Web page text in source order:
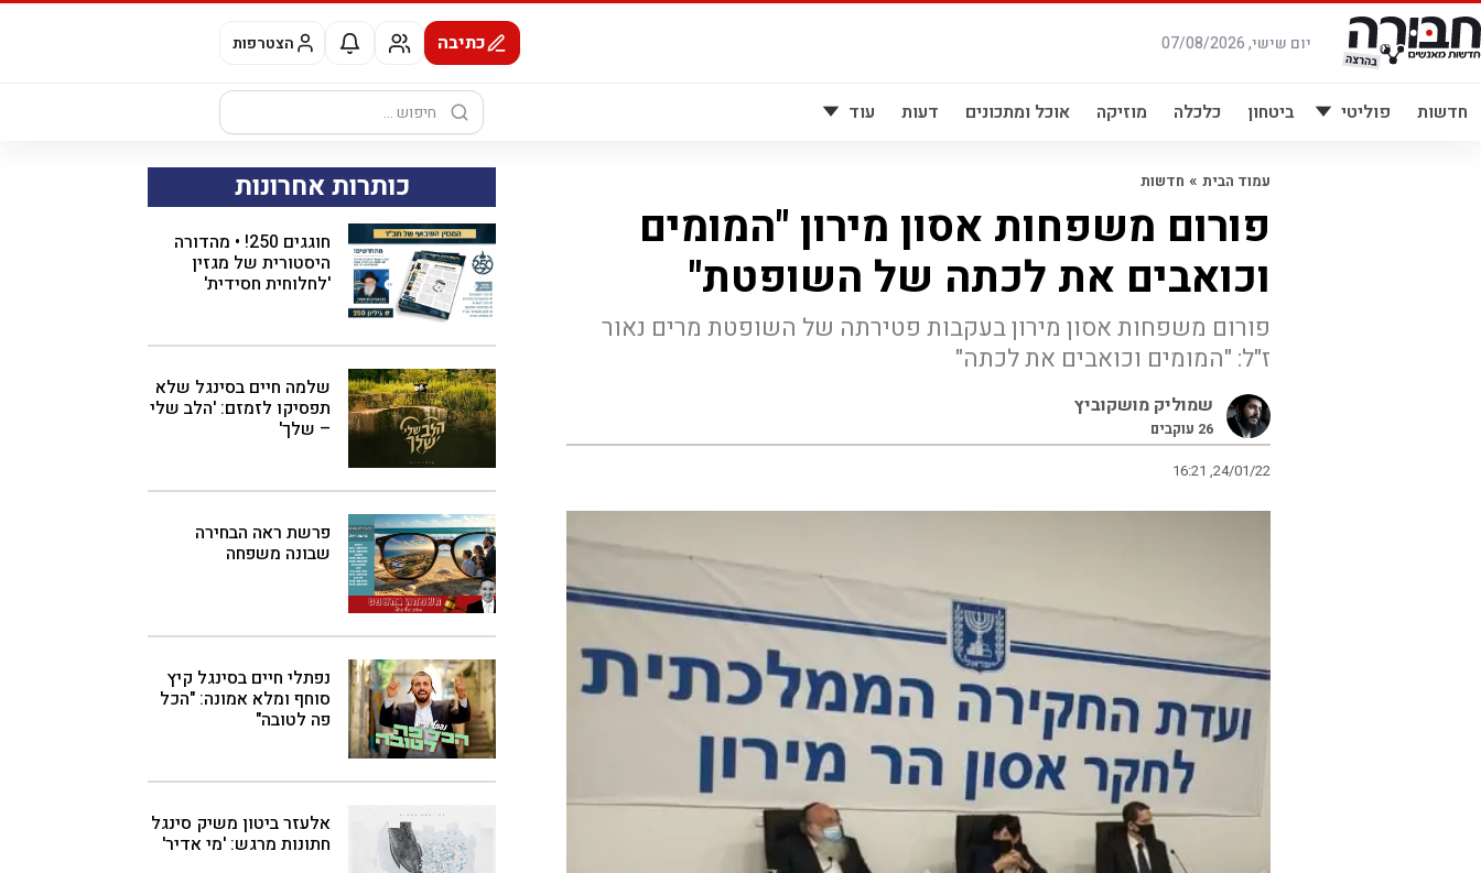
דלג
לתוכן
יום שישי, 07/08/2026 כתיבה הצטרפות
חדשות פוליטי ביטחון כלכלה מוזיקה אוכל ומתכונים דעות עוד
חיפוש:
עמוד הבית » חדשות
פורום משפחות אסון מירון "המומים
וכואבים את לכתה של השופטת"
פורום משפחות אסון מירון בעקבות פטירתה של השופטת מרים נאור
ז"ל: "המומים וכואבים את לכתה"
שמוליק מושקוביץ
26 עוקבים
16:21 ,24/01/22
כותרות אחרונות
חוגגים 250! • מהדורה
היסטורית של מגזין
'לחלוחית חסידית'
שלמה חיים בסינגל שלא
תפסיקו לזמזם: 'הלב שלי
– שלך'
פרשת ראה הבחירה
שבונה משפחה
נפתלי חיים בסינגל קיץ
סוחף ומלא אמונה: "הכל
פה לטובה"
אלעזר ביטון משיק סינגל
חתונות מרגש: 'מי אדיר'